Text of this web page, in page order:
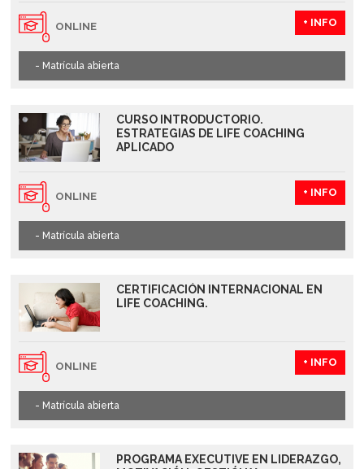
ONLINE + INFO
- Matrícula abierta
CURSO INTRODUCTORIO.
ESTRATEGIAS DE LIFE COACHING
APLICADO
ONLINE + INFO
- Matrícula abierta
CERTIFICACIÓN INTERNACIONAL EN
LIFE COACHING.
ONLINE + INFO
- Matrícula abierta
PROGRAMA EXECUTIVE EN LIDERAZGO,